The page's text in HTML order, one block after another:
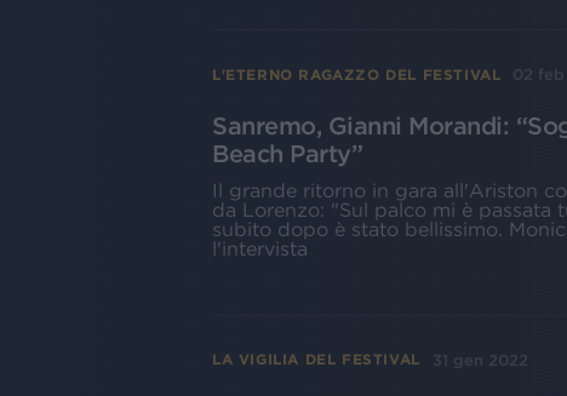
L'ETERNO RAGAZZO DEL FESTIVAL 02 feb
Sanremo, Gianni Morandi:
Beach Party”
Il grande ritorno in gara all'Ariston
da Lorenzo: "Sul palco mi è
subito dopo è stato bellissimo.
l'intervista
LA VIGILIA DEL FESTIVAL 31 gen 2022